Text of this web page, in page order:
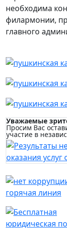
необходима
филармонии,
главного
Уважаемые
Просим Вас
участие в